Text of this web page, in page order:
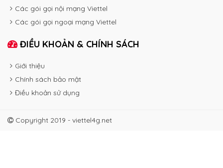
Các gói gọi nội mạng Viettel
Các gói gọi ngoại mạng Viettel
ĐIỀU KHOẢN & CHÍNH SÁCH
Giới thiệu
Chính sách bảo mật
Điều khoản sử dụng
Copyright 2019 - viettel4g.net